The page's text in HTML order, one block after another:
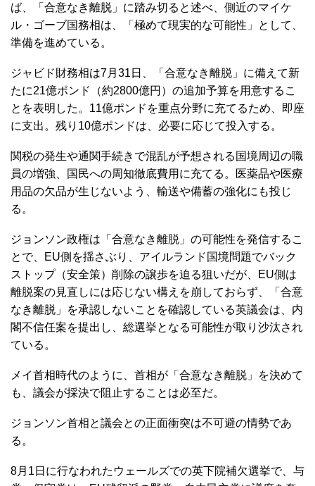
ば、「合意なき離脱」に踏み切ると述べ、側近のマイケ
ル・ゴーブ国務相は、「極めて現実的な可能性」として、
準備を進めている。
ジャビド財務相は7月31日、「合意なき離脱」に備えて新
たに21億ポンド（約2800億円）の追加予算を用意するこ
とを表明した。11億ポンドを重点分野に充てるため、即座
に支出。残り10億ポンドは、必要に応じて投入する。
関税の発生や通関手続きで混乱が予想される国境周辺の職
員の増強、国民への周知徹底費用に充てる。医薬品や医療
用品の欠品が生じないよう、輸送や備蓄の強化にも投じ
る。
ジョンソン政権は「合意なき離脱」の可能性を発信するこ
とで、EU側を揺さぶり、アイルランド国境問題でバック
ストップ（安全策）削除の譲歩を迫る狙いだが、EU側は
離脱案の見直しには応じない構えを崩しておらず、「合意
なき離脱」を承認しないことを確認している英議会は、内
閣不信任案を提出し、総選挙となる可能性が取り沙汰され
ている。
メイ首相時代のように、首相が「合意なき離脱」を決めて
も、議会が採決で阻止することは必至だ。
ジョンソン首相と議会との正面衝突は不可避の情勢であ
る。
8月1日に行なわれたウェールズでの英下院補欠選挙で、与